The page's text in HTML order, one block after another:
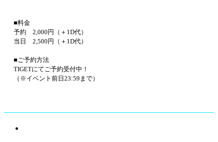
■料金
予約 2,000円（＋1D代）
当日 2,500円（＋1D代）
■ご予約方法
TIGETにてご予約受付中！
（※イベント前日23:59まで）